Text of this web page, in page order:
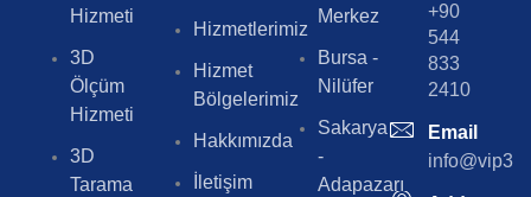
Hizmeti
3D
Ölçüm
Hizmeti
3D
Tarama
Hizmetlerimiz
Hizmet
Bölgelerimiz
Hakkımızda
İletişim
Merkez
Bursa -
Nilüfer
Sakarya
-
Adapazarı
+90
544
833
2410
Email